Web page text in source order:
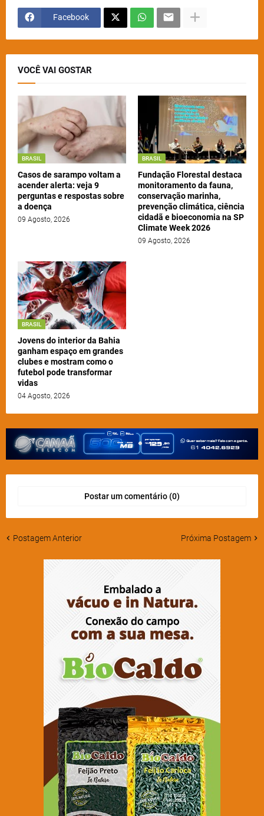
Facebook
VOCÊ VAI GOSTAR
BRASIL
Casos de sarampo voltam a
acender alerta: veja 9
perguntas e respostas sobre
a doença
09 Agosto, 2026
BRASIL
Fundação Florestal destaca
monitoramento da fauna,
conservação marinha,
prevenção climática, ciência
cidadã e bioeconomia na SP
Climate Week 2026
09 Agosto, 2026
BRASIL
Jovens do interior da Bahia
ganham espaço em grandes
clubes e mostram como o
futebol pode transformar
vidas
04 Agosto, 2026
Postar um comentário (0)
Postagem Anterior Próxima Postagem